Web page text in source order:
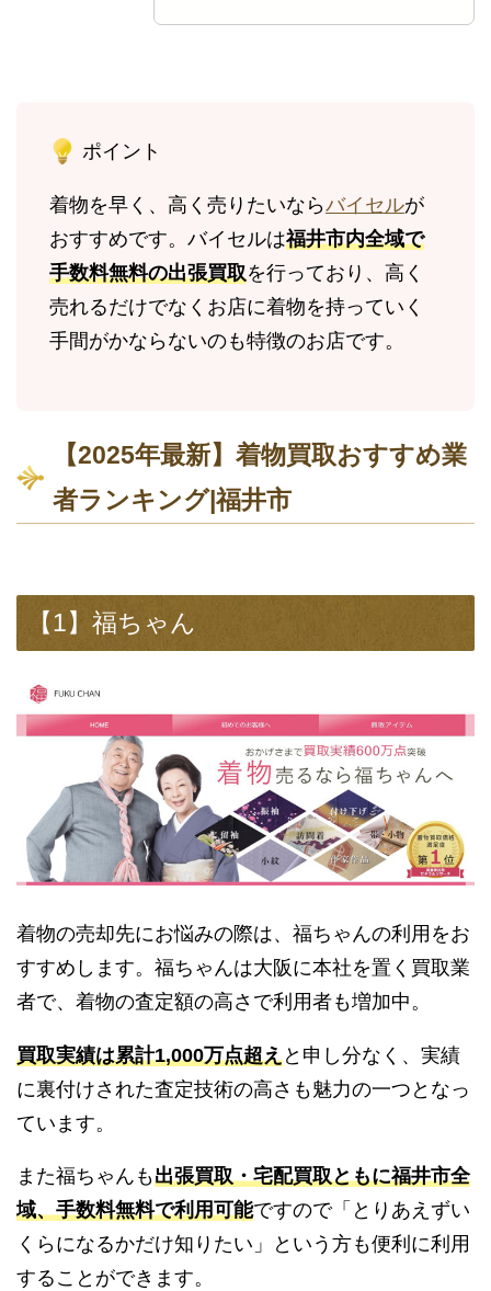
ポイント
着物を早く、高く売りたいならバイセルが
おすすめです。バイセルは福井市内全域で
手数料無料の出張買取を行っており、高く
売れるだけでなくお店に着物を持っていく
手間がかならないのも特徴のお店です。
【2025年最新】着物買取おすすめ業
者ランキング|福井市
【1】福ちゃん
着物の売却先にお悩みの際は、福ちゃんの利用をお
すすめします。福ちゃんは大阪に本社を置く買取業
者で、着物の査定額の高さで利用者も増加中。
買取実績は累計1,000万点超えと申し分なく、実績
に裏付けされた査定技術の高さも魅力の一つとなっ
ています。
また福ちゃんも出張買取・宅配買取ともに福井市全
域、手数料無料で利用可能ですので「とりあえずい
くらになるかだけ知りたい」という方も便利に利用
することができます。